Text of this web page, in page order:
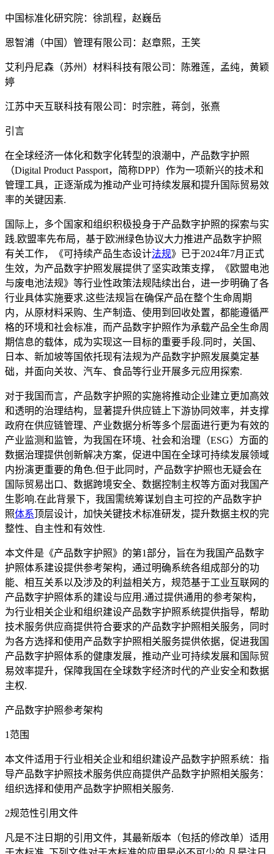
中国标准化研究院：徐凯程，赵巍岳
恩智浦（中国）管理有限公司：赵章熙，王笑
艾利丹尼森（苏州）材料科技有限公司：陈雅莲，孟纯，黄颖
婷
江苏中天互联科技有限公司：时宗胜，蒋剑，张熹
引言
在全球经济一体化和数字化转型的浪潮中，产品数字护照
（Digital Product Passport，简称DPP）作为一项新兴的技术和
管理工具，正逐渐成为推动产业可持续发展和提升国际贸易效
率的关键因素.
国际上，多个国家和组织积极投身于产品数字护照的探索与实
践.欧盟率先布局，基于欧洲绿色协议大力推进产品数字护照
有关工作，《可持续产品生态设计法规》已于2024年7月正式
生效，为产品数字护照发展提供了坚实政策支撑，《欧盟电池
与废电池法规》等行业性政策法规陆续出台，进一步明确了各
行业具体实施要求.这些法规旨在确保产品在整个生命周期
内，从原材料采购、生产制造、使用到回收处置，都能遵循严
格的环境和社会标准，而产品数字护照作为承载产品全生命周
期信息的载体，成为实现这一目标的重要手段.同时，关国、
日本、新加坡等国依托现有法规为产品数字护照发展奠定基
础，并面向关妆、汽车、食品等行业开展多元应用探索.
对于我国而言，产品数字护照的实施将推动企业建立更加高效
和透明的治理结构，显著提升供应链上下游协同效率，并支撑
政府在供应链管理、产业数据分析等多个层面进行更为有效的
产业监测和监管，为我国在环境、社会和治理（ESG）方面的
数据治理提供创新解决方案，促进中国在全球可持续发展领域
内扮演更重要的角色.但于此同时，产品数字护照也无疑会在
国际贸易出口、数据跨境安全、数据控制主权等方面对我国产
生影响.在此背景下，我国需统筹谋划自主可控的产品数字护
照体系顶层设计，加快关键技术标准研发，提升数据主权的完
整性、自主性和有效性.
本文件是《产品数字护照》的第1部分，旨在为我国产品数字
护照体系建设提供参考架构，通过明确系统各组成部分的功
能、相互关系以及涉及的利益相关方，规范基于工业互联网的
产品数字护照体系的建设与应用.通过提供通用的参考架构，
为行业相关企业和组织建设产品数字护照系统提供指导，帮助
技术服务供应商提供符合要求的产品数字护照相关服务，同时
为各方选择和使用产品数字护照相关服务提供依据，促进我国
产品数字护照体系的健康发展，推动产业可持续发展和国际贸
易效率提升，保障我国在全球数字经济时代的产业安全和数据
主权.
产品数字护照参考架构
1范围
本文件适用于行业相关企业和组织建设产品数字护照系统：指
导产品数字护照技术服务供应商提供产品数字护照相关服务：
组织选择和使用产品数字护照相关服务.
2规范性引用文件
凡是不注日期的引用文件，其最新版本（包括的修改单）适用